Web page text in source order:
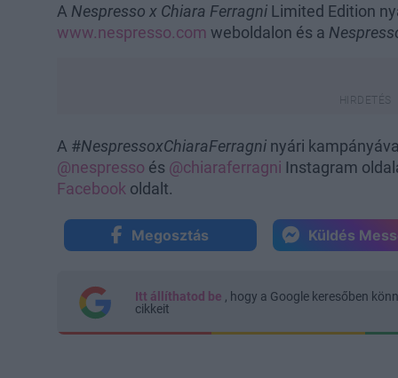
A Nespresso x Chiara Ferragni Limited Edition
www.nespresso.com weboldalon és a
A #NespressoxChiaraFerragni nyári
@nespresso és @chiaraferragni Instagram
Facebook oldalt.
Megosztás Küldés
Itt állíthatod be , hogy a Google keresőben
cikkeit